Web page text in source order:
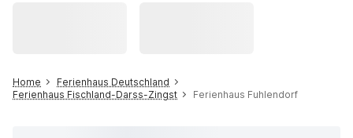
Home
Ferienhaus Deutschland
Ferienhaus Fischland-Darss-Zingst
Ferienhaus Fuhlendorf